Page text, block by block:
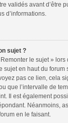
validés avant d’être
d’informations.
sujet ?
le sujet » lors
sujet en haut du forum
pas ce lien, cela
que l’intervalle de
Il est également
Néanmoins,
en le faisant.